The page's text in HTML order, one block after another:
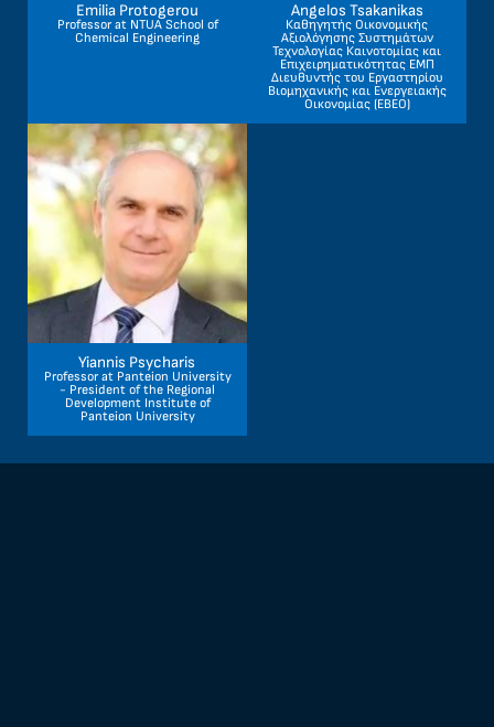
Emilia Protogerou
Professor at NTUA School of
Chemical Engineering
Angelos Tsakanikas
Καθηγητής Οικονομικής
Αξιολόγησης Συστημάτων
Τεχνολογίας Καινοτομίας και
Επιχειρηματικότητας ΕΜΠ
Διευθυντής του Εργαστηρίου
Βιομηχανικής και Ενεργειακής
Οικονομίας (EBEO)
Yiannis Psycharis
Professor at Panteion University
- President of the Regional
Development Institute of
Panteion University